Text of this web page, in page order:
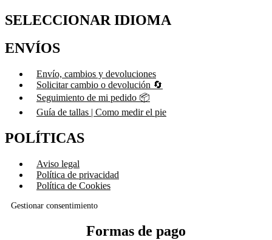
SELECCIONAR IDIOMA
ENVÍOS
Envío, cambios y devoluciones
Solicitar cambio o devolución 🔄
Seguimiento de mi pedido 📦
Guía de tallas | Como medir el pie
POLÍTICAS
Aviso legal
Política de privacidad
Política de Cookies
Gestionar consentimiento
Formas de pago